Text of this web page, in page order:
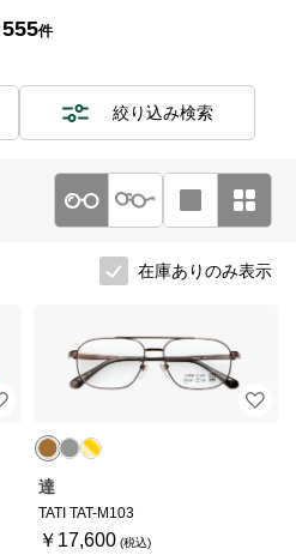
555件
絞り込み検索
在庫ありのみ表示
達
TATI TAT-M103
￥17,600